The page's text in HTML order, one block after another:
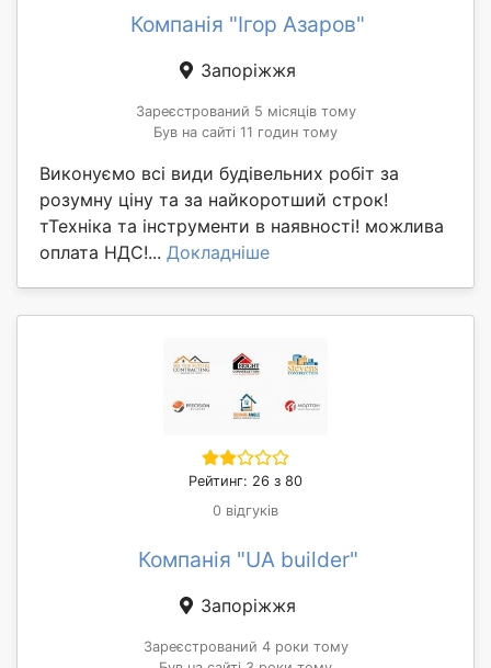
Компанія "Ігор Азаров"
Запоріжжя
Зареєстрований 5 місяців тому
Був на сайті 11 годин тому
Виконуємо всі види будівельних робіт за
розумну ціну та за найкоротший строк!
тТехніка та інструменти в наявності! можлива
оплата НДС!... Докладніше
Рейтинг: 26 з 80
0 відгуків
Компанія "UA builder"
Запоріжжя
Зареєстрований 4 роки тому